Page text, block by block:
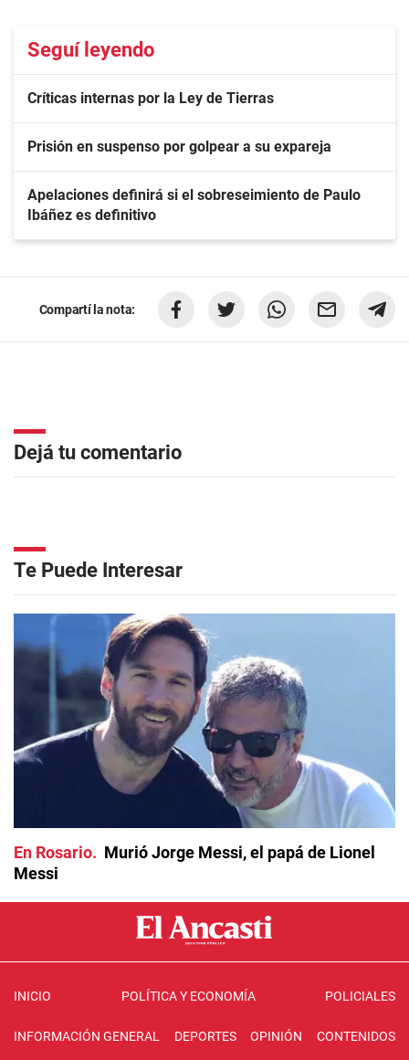
Seguí leyendo
Críticas internas por la Ley de Tierras
Prisión en suspenso por golpear a su expareja
Apelaciones definirá si el sobreseimiento de Paulo
Ibáñez es definitivo
Compartí la nota:
Dejá tu comentario
Te Puede Interesar
En Rosario
Murió Jorge Messi, el papá de Lionel
Messi
INICIO POLÍTICA Y ECONOMÍA POLICIALES
INFORMACIÓN GENERAL DEPORTES OPINIÓN CONTENIDOS